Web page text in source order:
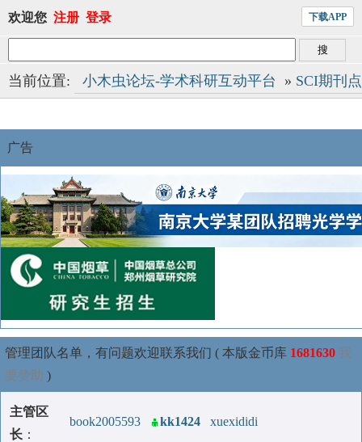
欢迎您 注册 登录 下载APP
当前位置: 小木虫论坛-学术科研互动平台 » SCI期刊
广告
管理团队名单，有问题欢迎联系我们 ( 本版金币库 1681630 我
要赞助 )
主管区
长 ：
book2005593 kk1424 xuexididi